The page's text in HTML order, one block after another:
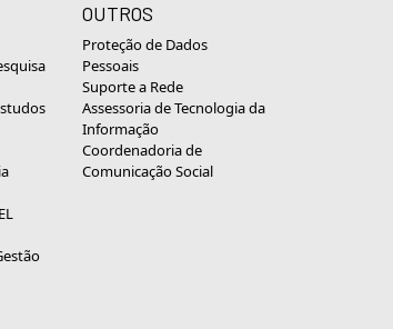
OUTROS
Proteção de Dados
Pessoais
Suporte a Rede
Assessoria de Tecnologia da
Informação
Coordenadoria de
Comunicação Social